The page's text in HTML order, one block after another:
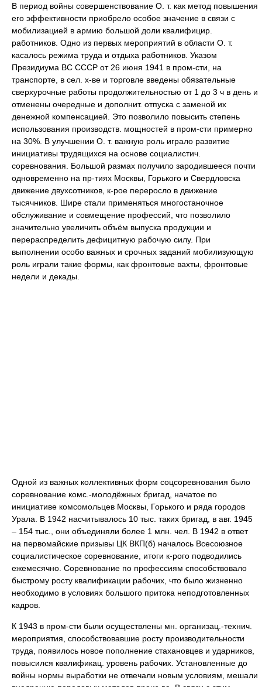
В период войны совершенствование О. т. как метод повышения
его эффективности приобрело особое значение в связи с
мобилизацией в армию большой доли квалифицир.
работников. Одно из первых мероприятий в области О. т.
касалось режима труда и отдыха работников. Указом
Президиума ВС СССР от 26 июня 1941 в пром-сти, на
транспорте, в сел. х-ве и торговле введены обязательные
сверхурочные работы продолжительностью от 1 до 3 ч в день и
отменены очередные и дополнит. отпуска с заменой их
денежной компенсацией. Это позволило повысить степень
использования производств. мощностей в пром-сти примерно
на 30%. В улучшении О. т. важную роль играло развитие
инициативы трудящихся на основе социалистич.
соревнования. Большой размах получило зародившееся почти
одновременно на пр-тиях Москвы, Горького и Свердловска
движение двухсотников, к-рое переросло в движение
тысячников. Шире стали применяться многостаночное
обслуживание и совмещение профессий, что позволило
значительно увеличить объём выпуска продукции и
перераспределить дефицитную рабочую силу. При
выполнении особо важных и срочных заданий мобилизующую
роль играли такие формы, как фронтовые вахты, фронтовые
недели и декады.
Одной из важных коллективных форм соцсоревнования было
соревнование комс.-молодёжных бригад, начатое по
инициативе комсомольцев Москвы, Горького и ряда городов
Урала. В 1942 насчитывалось 10 тыс. таких бригад, в авг. 1945
– 154 тыс., они объединяли более 1 млн. чел. В 1942 в ответ
на первомайские призывы ЦК ВКП(б) началось Всесоюзное
социалистическое соревнование, итоги к-рого подводились
ежемесячно. Соревнование по профессиям способствовало
быстрому росту квалификации рабочих, что было жизненно
необходимо в условиях большого притока неподготовленных
кадров.
К 1943 в пром-сти были осуществлены мн. организац.-технич.
мероприятия, способствовавшие росту производительности
труда, появилось новое пополнение стахановцев и ударников,
повысился квалификац. уровень рабочих. Установленные до
войны нормы выработки не отвечали новым условиям, мешали